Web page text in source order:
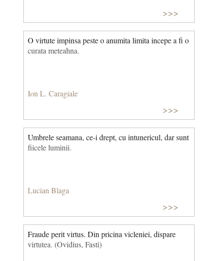
>>>
O virtute impinsa peste o anumita limita incepe a fi o
curata meteahna.
Ion L. Caragiale
>>>
Umbrele seamana, ce-i drept, cu intunericul, dar sunt
fiicele luminii.
Lucian Blaga
>>>
Fraude perit virtus. Din pricina vicleniei, dispare
virtutea. (Ovidius, Fasti)